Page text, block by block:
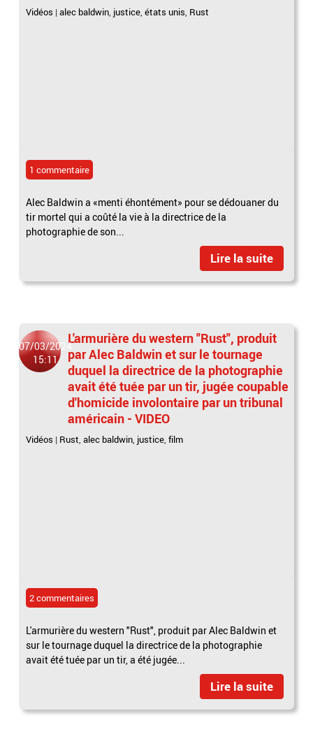
Vidéos |alec baldwin justice ,états unis Rust
1 commentaire
Alec Baldwin a «menti éhontément» pour se dédouaner du
tir mortel qui a coûté la vie à la directrice de la
photographie de son...
Lire la suite
07/03/2024
15:11
L'armurière du western "Rust", produit
par Alec Baldwin et sur le tournage
duquel la directrice de la photographie
avait été tuée par un tir, jugée coupable
d'homicide involontaire par un tribunal
américain - VIDEO
Vidéos | Rust,alec baldwin, justice,film
2 commentaires
L'armurière du western "Rust", produit par Alec Baldwin et
sur le tournage duquel la directrice de la photographie
avait été tuée par un tir, a été jugée...
Lire la suite